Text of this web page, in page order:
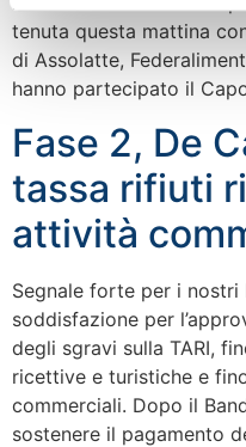
tenuta questa mattina
di Assolatte,
hanno partecipato il
Fase 2, De
tassa rifiuti
attività
Segnale forte per i nostri
soddisfazione per
degli sgravi sulla TARI,
ricettive e turistiche e
commerciali. Dopo il
sostenere il pagamento